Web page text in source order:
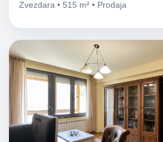
Zvezdara • 515 m² • Prodaja